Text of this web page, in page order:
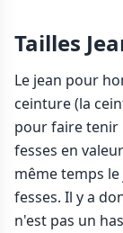
Tailles
Le jean pour
ceinture (la
pour faire tenir
fesses en
même temps
fesses. Il y a
n'est pas un